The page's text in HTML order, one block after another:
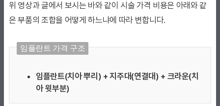
위 영상과 글에서 보시는 바와 같이 시술 가격 비용은 아래와 같
은 부품의 조합을 어떻게 하느냐에 따라 변합니다.
임플란트 가격 구조
임플란트(치아 뿌리) + 지주대(연결대) + 크라운(치
아 윗부분)